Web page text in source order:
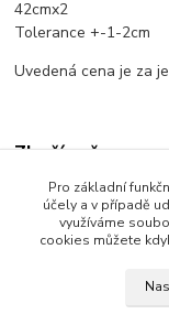
42cmx2
Tolerance +-1-2cm
Uvedená cena je za
Zboží zařazeno
Dětské oblečení
Dětské kalhoty
Pro základní
účely a v případě
využíváme
cookies můžete